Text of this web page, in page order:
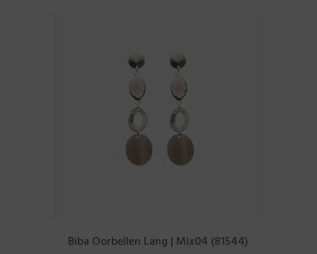
Biba Oorbellen Lang | Mix04 (81544)